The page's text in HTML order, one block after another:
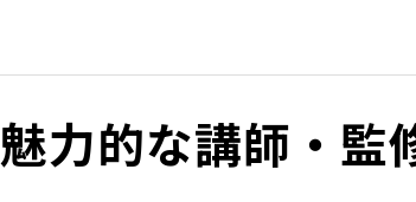
魅力的な講師・監